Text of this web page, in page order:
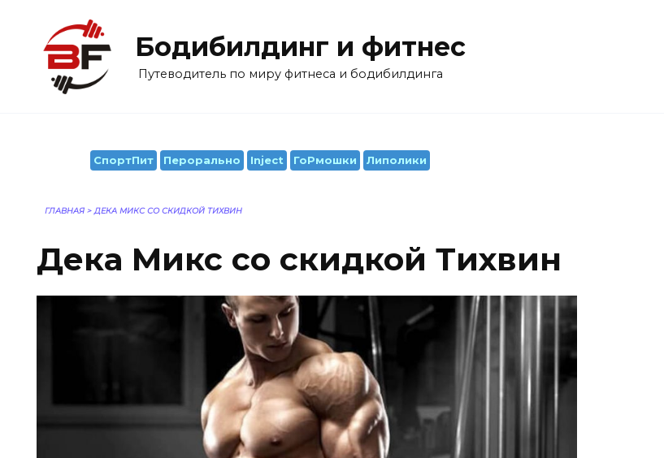
содержанию
Бодибилдинг и фитнес
Путеводитель по миру фитнеса и бодибилдинга
СпортПит Перорально Inject ГоРмошки Липолики
ГЛАВНАЯ > ДЕКА МИКС СО СКИДКОЙ ТИХВИН
Дека Микс со скидкой Тихвин